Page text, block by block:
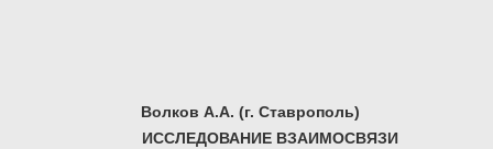
Волков А.А. (г. Ставрополь)
ИССЛЕДОВАНИЕ ВЗАИМОСВЯЗИ